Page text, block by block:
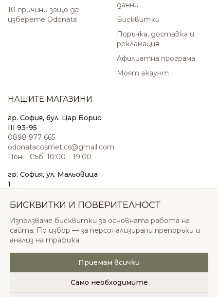
10 причини защо да
изберете Odonata
данни
Бисквитки
Поръчка, доставка и
рекламация
Афилиатна програма
Моят акаунт
НАШИТЕ МАГАЗИНИ
гр. София, бул. Цар Борис
III 93-95
0898 977 665
odonatacosmetics@gmail.com
Пон – Съб: 10:00 – 19:00
гр. София, ул. Мальовица
1
sales@odonatacosmetics.com
Нед: 11:00 – 18:00
© 2026 Одоната Козметикс ООД. Всички права
запазени.
Политика за поверителностОбщи условия
БИСКВИТКИ И ПОВЕРИТЕЛНОСТ
Използваме бисквитки за основната работа на
сайта. По избор — за персонализирани препоръки и
анализ на трафика.
Приемам всички
Само необходимите